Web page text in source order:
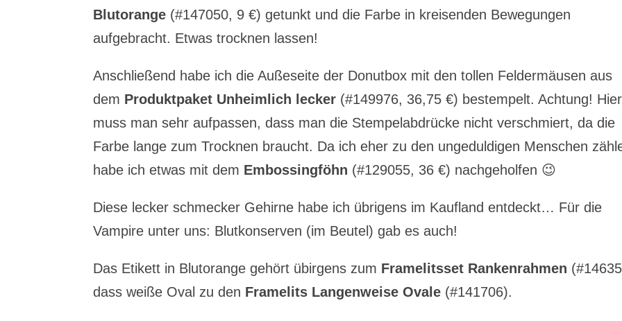
Blutorange (#147050, 9 €) getunkt und die Farbe in kreisenden Bewegungen
aufgebracht. Etwas trocknen lassen!
Anschließend habe ich die Außeseite der Donutbox mit den tollen Feldermäusen aus
dem Produktpaket Unheimlich lecker (#149976, 36,75 €) bestempelt. Achtung! Hier
muss man sehr aufpassen, dass man die Stempelabdrücke nicht verschmiert, da die
Farbe lange zum Trocknen braucht. Da ich eher zu den ungeduldigen Menschen
habe ich etwas mit dem Embossingföhn (#129055, 36 €) nachgeholfen 😉
Diese lecker schmecker Gehirne habe ich übrigens im Kaufland entdeckt… Für die
Vampire unter uns: Blutkonserven (im Beutel) gab es auch!
Das Etikett in Blutorange gehört übirgens zum Framelitsset Rankenrahmen
dass weiße Oval zu den Framelits Langenweise Ovale (#141706).